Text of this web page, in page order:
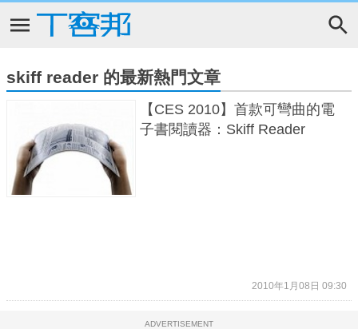
skiff reader 的最新熱門文章
【CES 2010】首款可彎曲的電
子書閱讀器：Skiff Reader
2010年1月08日 09:30
ADVERTISEMENT